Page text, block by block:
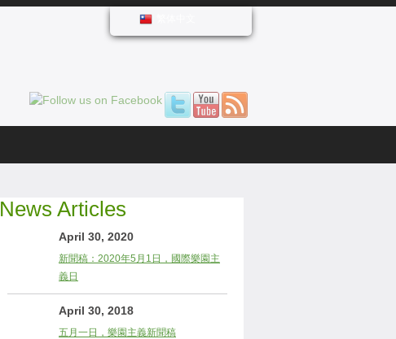
News Articles
April 30, 2020
新聞稿：2020年5月1日，國際樂園主
義日
April 30, 2018
五月一日，樂園主義新聞稿